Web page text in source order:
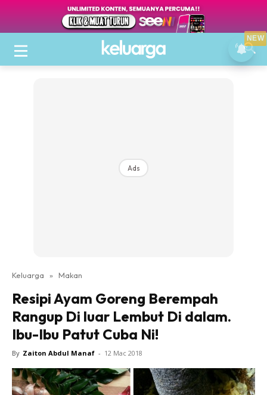
Ads
Keluarga » Makan
Resipi Ayam Goreng Berempah
Rangup Di luar Lembut Di dalam.
Ibu-Ibu Patut Cuba Ni!
By Zaiton Abdul Manaf - 12 Mac 2018
NEW